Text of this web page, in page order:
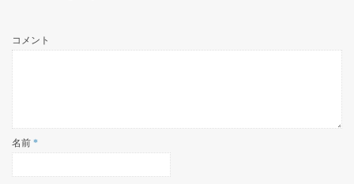
コメント
名前 *